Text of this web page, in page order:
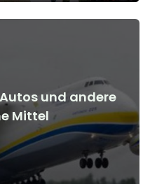
und andere
Mittel
Mittel vor und nach